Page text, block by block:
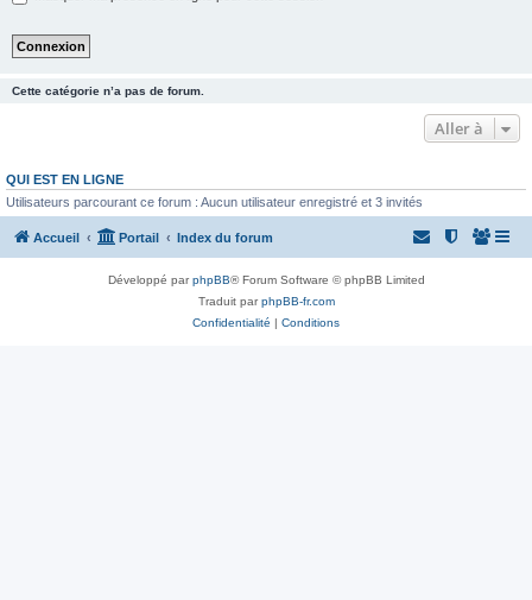
Cette catégorie n’a pas de forum.
Aller à
QUI EST EN LIGNE
Utilisateurs parcourant ce forum : Aucun utilisateur enregistré et 3 invités
Accueil Portail Index du forum
Développé parphpBB® Forum Software © phpBB Limited
Traduit parphpBB-fr.com
Confidentialité | Conditions